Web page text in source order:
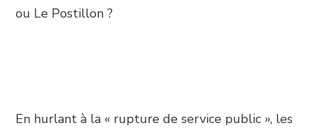
ou Le Postillon ?
En hurlant à la « rupture de service public », les